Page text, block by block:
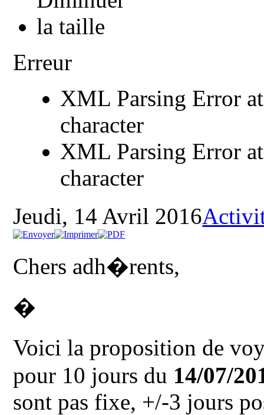
Erreur
XML Parsing Error
character
XML Parsing Error
character
Jeudi, 14 Avril 2016
Chers adh�rents,
�
Voici la proposition de
pour 10 jours du 14/07/
sont pas fixe, +/-3 jours